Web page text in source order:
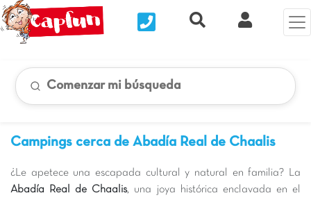
Nous contacterRecherche rapide
Mi
Comenzar mi búsqueda
Campings cerca de Abadía Real de Chaalis
¿Le apetece una escapada cultural y natural en familia? La
Abadía Real de Chaalis, una joya histórica enclavada en el